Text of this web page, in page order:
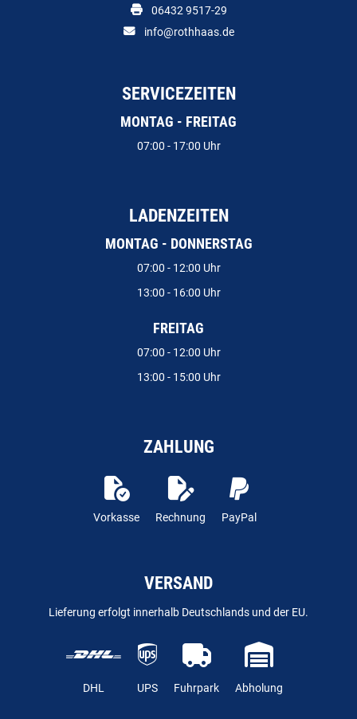
06432 9517-29
info@rothhaas.de
SERVICEZEITEN
MONTAG - FREITAG
07:00 - 17:00 Uhr
LADENZEITEN
MONTAG - DONNERSTAG
07:00 - 12:00 Uhr
13:00 - 16:00 Uhr
FREITAG
07:00 - 12:00 Uhr
13:00 - 15:00 Uhr
ZAHLUNG
Vorkasse Rechnung PayPal
VERSAND
Lieferung erfolgt innerhalb Deutschlands und der EU.
DHL UPS Fuhrpark Abholung